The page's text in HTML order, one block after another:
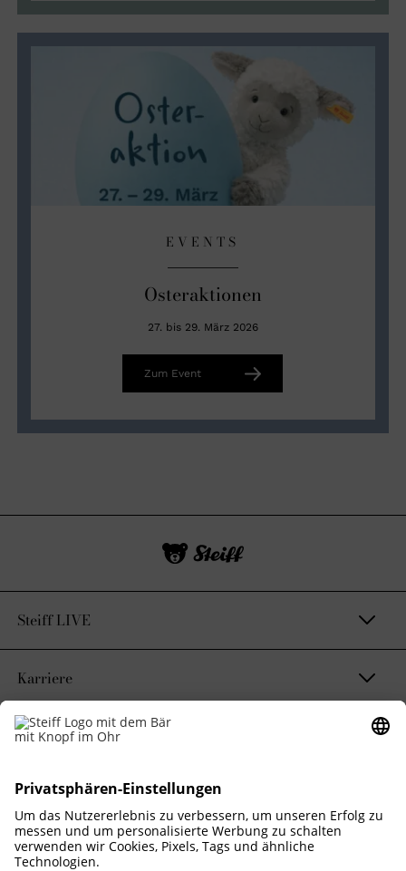
EVENTS
Osteraktionen
27. bis 29. März 2026
Zum Event
Steiff LIVE
Karriere
Kontakt & Rechtliches
Nachhaltigkeitsversprechen